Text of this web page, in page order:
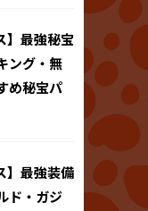
】最強秘宝
ング・無
め秘宝パ
】最強装備
ド・ガジ